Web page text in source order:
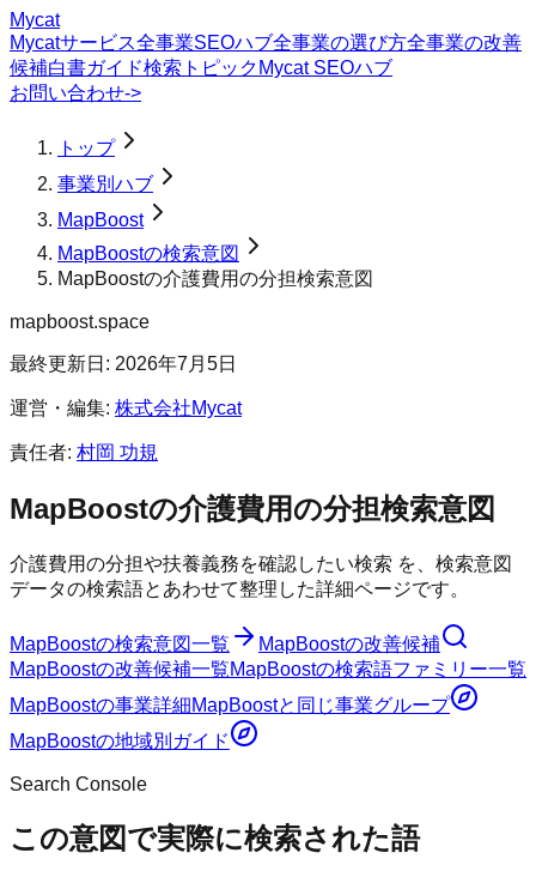
Mycat
Mycatサービス全事業SEOハブ全事業の選び方全事業の改善
候補白書ガイド検索トピック Mycat SEOハブ
お問い合わせ->
トップ
事業別ハブ
MapBoost
MapBoostの検索意図
MapBoostの介護費用の分担検索意図
mapboost.space
最終更新日: 2026年7月5日
運営・編集: 株式会社Mycat
責任者: 村岡 功規
MapBoostの介護費用の分担検索意図
介護費用の分担や扶養義務を確認したい検索 を、検索意図
データの検索語とあわせて整理した詳細ページです。
MapBoostの検索意図一覧 MapBoostの改善候補
MapBoostの改善候補一覧MapBoostの検索語ファミリー一覧
MapBoostの事業詳細MapBoostと同じ事業グループ
MapBoostの地域別ガイド
Search Console
この意図で実際に検索された語